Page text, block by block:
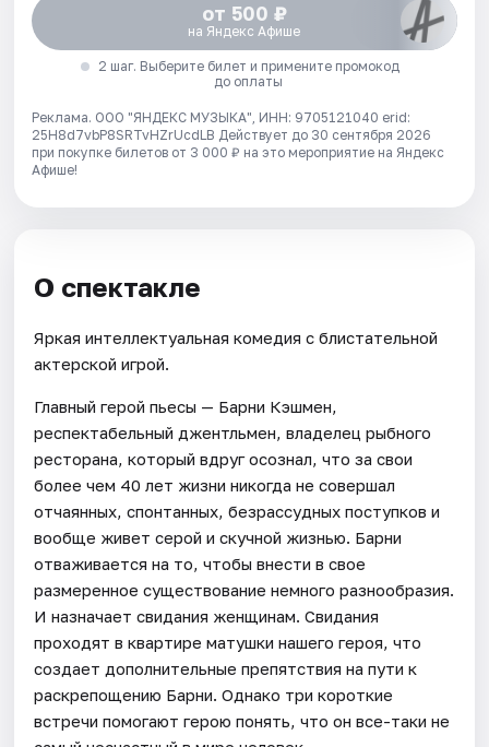
от 500 ₽
на Яндекс Афише
2 шаг. Выберите билет и примените промокод
до оплаты
Реклама. ООО "ЯНДЕКС МУЗЫКА", ИНН: 9705121040 erid:
25H8d7vbP8SRTvHZrUcdLB Действует до 30 сентября 2026
при покупке билетов от 3 000 ₽ на это мероприятие на Яндекс
Афише!
О спектакле
Яркая интеллектуальная комедия с блистательной
актерской игрой.
Главный герой пьесы — Барни Кэшмен,
респектабельный джентльмен, владелец рыбного
ресторана, который вдруг осознал, что за свои
более чем 40 лет жизни никогда не совершал
отчаянных, спонтанных, безрассудных поступков и
вообще живет серой и скучной жизнью. Барни
отваживается на то, чтобы внести в свое
размеренное существование немного разнообразия.
И назначает свидания женщинам. Свидания
проходят в квартире матушки нашего героя, что
создает дополнительные препятствия на пути к
раскрепощению Барни. Однако три короткие
встречи помогают герою понять, что он все-таки не